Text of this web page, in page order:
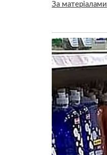
За матеріалами